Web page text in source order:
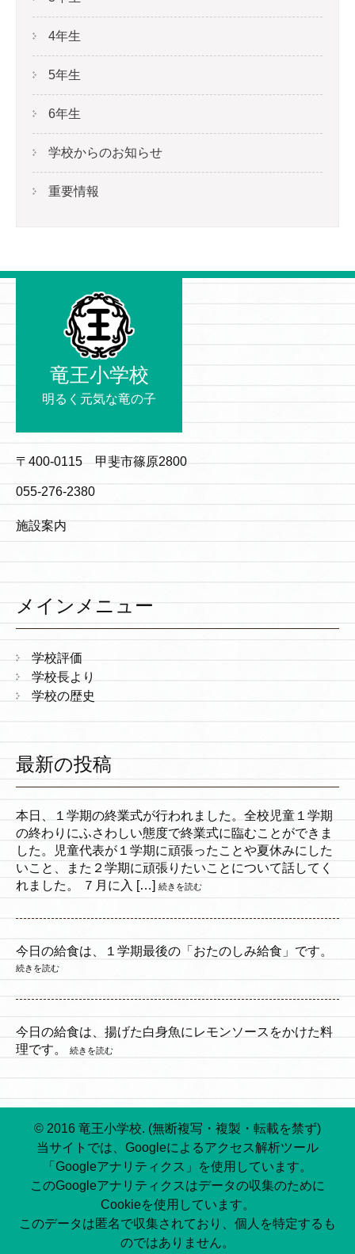
4年生
5年生
6年生
学校からのお知らせ
重要情報
竜王小学校
明るく元気な竜の子
〒400-0115 甲斐市篠原2800
055-276-2380
施設案内
メインメニュー
学校評価
学校長より
学校の歴史
最新の投稿
本日、１学期の終業式が行われました。全校児童１学期
の終わりにふさわしい態度で終業式に臨むことができま
した。児童代表が１学期に頑張ったことや夏休みにした
いこと、また２学期に頑張りたいことについて話してく
れました。 ７月に入 […] 続きを読む
今日の給食は、１学期最後の「おたのしみ給食」です。
続きを読む
今日の給食は、揚げた白身魚にレモンソースをかけた料
理です。
続きを読む
© 2016 竜王小学校. (無断複写・複製・転載を禁ず)
当サイトでは、Googleによるアクセス解析ツール
「Googleアナリティクス」を使用しています。
このGoogleアナリティクスはデータの収集のために
Cookieを使用しています。
このデータは匿名で収集されており、個人を特定するも
のではありません。